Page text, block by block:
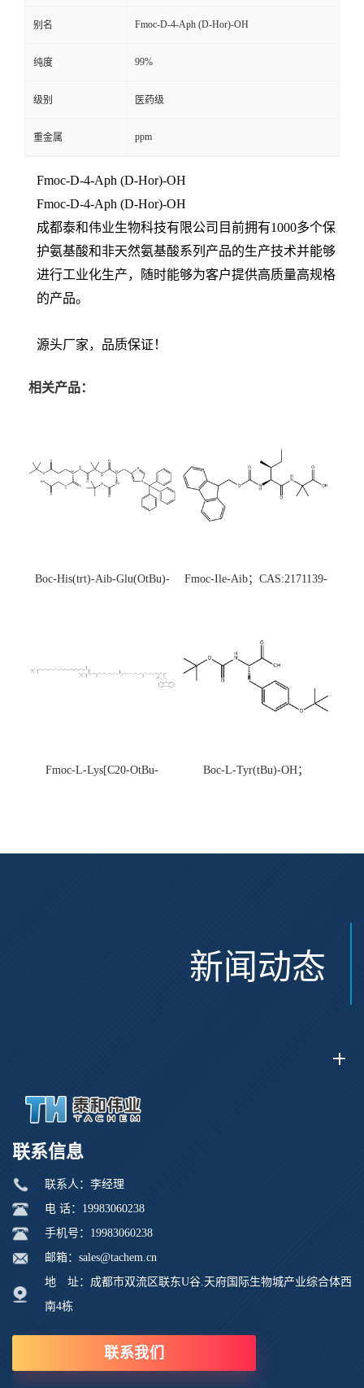
别名 Fmoc-D-4-Aph (D-Hor)-OH
纯度 99%
级别 医药级
重金属 ppm
Fmoc-D-4-Aph (D-Hor)-OH
Fmoc-D-4-Aph (D-Hor)-OH
成都泰和伟业生物科技有限公司目前拥有1000多个保
护氨基酸和非天然氨基酸系列产品的生产技术并能够
进行工业化生产，随时能够为客户提供高质量高规格
的产品。
源头厂家，品质保证！
相关产品：
Boc-His(trt)-Aib-Glu(OtBu)-
Fmoc-Ile-Aib；CAS:2171139-
Fmoc-L-Lys[C20-OtBu-
Boc-L-Tyr(tBu)-OH；
新闻动态
联系信息
联系人：李经理
电 话：19983060238
手机号：19983060238
邮箱：sales@tachem.cn
地 址：成都市双流区联东U谷.天府国际生物城产业综合体西
南4栋
联系我们